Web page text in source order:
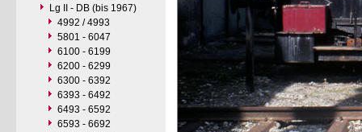
Lg II - DB (bis 1967)
4992 / 4993
5801 - 6047
6100 - 6199
6200 - 6299
6300 - 6392
6393 - 6492
6493 - 6592
6593 - 6692